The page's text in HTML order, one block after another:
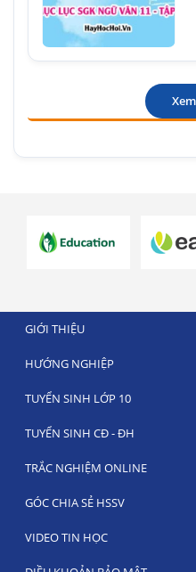
GIỚI THIỆU
HƯỚNG NGHIỆP
TUYỂN SINH LỚP 10
TUYỂN SINH CĐ - ĐH
TRẮC NGHIỆM ONLINE
GÓC CHIA SẺ HSSV
VIDEO TIN HỌC